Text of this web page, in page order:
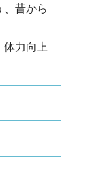
昔から
力向上